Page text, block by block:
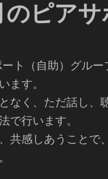
ピアサ
ト（自助）グルー
ます。
なく、ただ話し、
で行います。
共感しあうことで